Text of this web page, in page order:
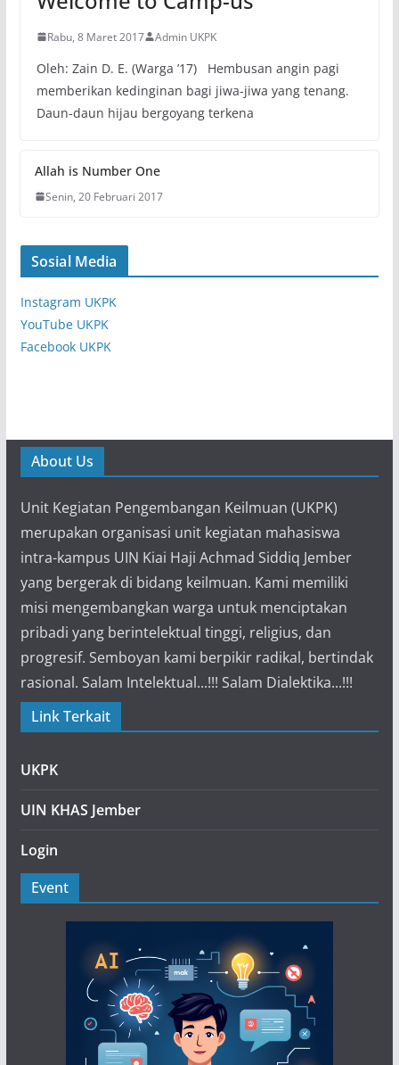
Rabu, 8 Maret 2017 Admin UKPK
Oleh: Zain D. E. (Warga ’17) Hembusan angin pagi
memberikan kedinginan bagi jiwa-jiwa yang tenang.
Daun-daun hijau bergoyang terkena
Allah is Number One
Senin, 20 Februari 2017
Sosial Media
Instagram UKPK
YouTube UKPK
Facebook UKPK
About Us
Unit Kegiatan Pengembangan Keilmuan (UKPK)
merupakan organisasi unit kegiatan mahasiswa
intra-kampus UIN Kiai Haji Achmad Siddiq Jember
yang bergerak di bidang keilmuan. Kami memiliki
misi mengembangkan warga untuk menciptakan
pribadi yang berintelektual tinggi, religius, dan
progresif. Semboyan kami berpikir radikal, bertindak
rasional. Salam Intelektual...!!! Salam Dialektika...!!!
Link Terkait
UKPK
UIN KHAS Jember
Login
Event